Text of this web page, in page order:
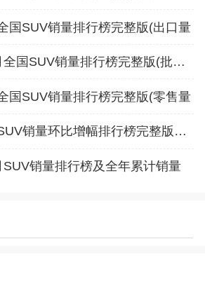
国SUV销量排行榜完整版(出口量
2024年10月全国SUV销量排行榜完整版(批发量
国SUV销量排行榜完整版(零售量
2016年7月SUV销量环比增幅排行榜完整版名单
SUV销量排行榜及全年累计销量